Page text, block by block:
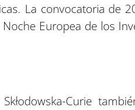
La convocatoria de
Europea de los
Curie